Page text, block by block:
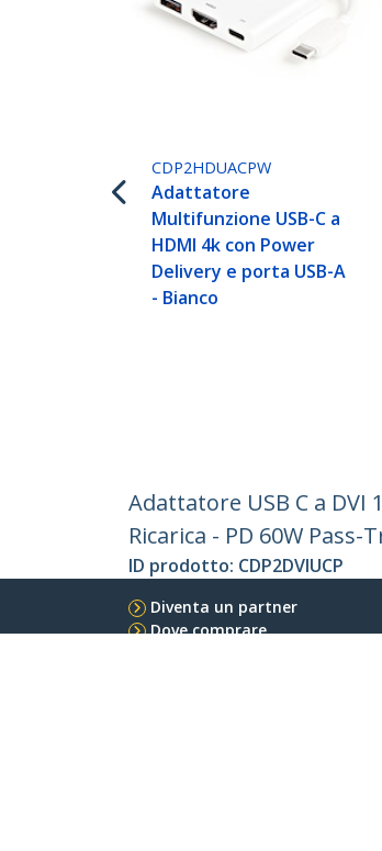
CDP2HDUACPW
Adattatore
Multifunzione USB-C a
HDMI 4k con Power
Delivery e porta USB-A
- Bianco
Adattatore USB C a DVI
Ricarica - PD 60W
ID prodotto: CDP2DVIUCP
Diventa un partner
Dove comprare